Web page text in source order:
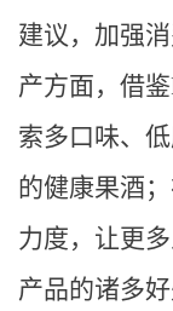
建议，加强
产方面，借
索多口味、
的健康果酒
力度，让更
产品的诸多